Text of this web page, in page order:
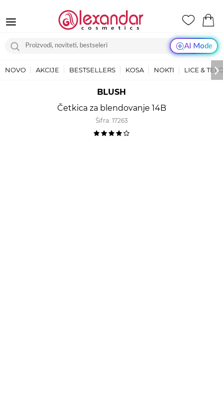
AI Mode
NOVO AKCIJE BESTSELLERS KOSA NOKTI LICE &
BLUSH
Četkica za blendovanje 14B
Šifra: 17263